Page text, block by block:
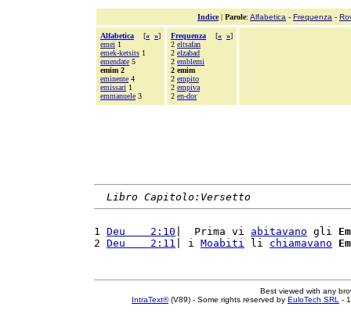
Indice| Parole: Alfabetica - Frequenza -
Alfabetica [« »]
emei 1
emek-ketsits 1
emendate 5
emim 2
eminente 4
emissari 1
emmanuele 3
Frequenza [« »]
2 eltsafan
2 elzabad
2 emblemi
2 emim
2 empito
2 empiva
2 en-dor
Libro Capitolo:Versetto
1 Deu    2:10 |  Prima vi abitavano gli
2 Deu    2:11 | i Moabiti li chiamavano
Best viewed with any
IntraText®(V89) - Some rights reserved by EuloTech SRL -